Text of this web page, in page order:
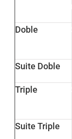
Doble
Suite Doble
Triple
Suite Triple